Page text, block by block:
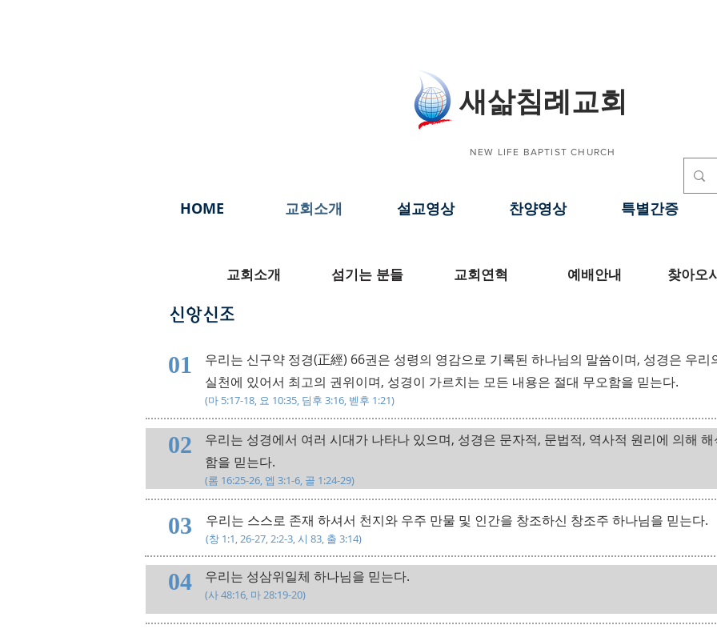
​새삶침례교회
NEW LIFE BAPTIST CHURCH
HOME 교회소개 설교영상 찬양영상 특별간증
교회소개 섬기는 분들 교회연혁 예배안내 찾아오
​신앙신조
우리는 신구약 정경(正經) 66권은 성령의 영감으로 기록된 하나님의 말씀이며, 성경은 우리
실천에 있어서 최고의 권위이며, 성경이 가르치는 모든 내용은 절대 무오함을 믿는다.
​(마 5:17-18, 요 10:35, 딤후 3:16, 벧후 1:21)
01
우리는 성경에서 여러 시대가 나타나 있으며, 성경은 문자적, 문법적, 역사적 원리에 의해
함을 믿는다.
​(롬 16:25-26, 엡 3:1-6, 골 1:24-29)
02
03 우리는 스스로 존재 하셔서 천지와 우주 만물 및 인간을 창조하신 창조주 하나님을 믿는다.
​(창 1:1, 26-27, 2:2-3, 시 83, 출 3:14)
우리는 성삼위일체 하나님을 믿는다.
​(사 48:16, 마 28:19-20)
04